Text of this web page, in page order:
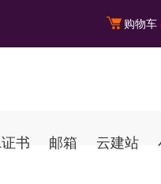
购物车
书 邮箱 云建站